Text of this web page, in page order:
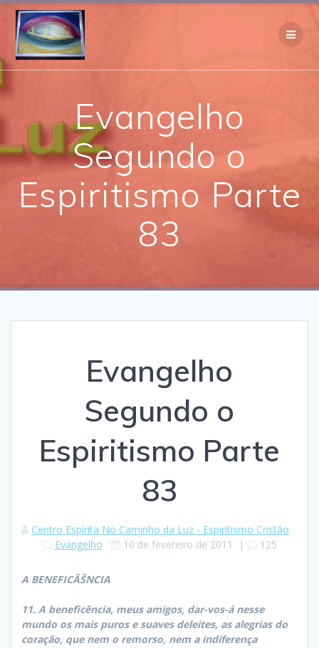
Skip
Evangelho
Segundo o
Espiritismo Parte
83
Evangelho
Segundo o
Espiritismo Parte
83
Centro Espírita No Caminho da Luz - Espiritismo Cristão
Evangelho
10 de fevereiro de 2011 | 125
A BENEFICÃŠNCIA
11. A beneficência, meus amigos, dar-vos-á nesse
mundo os mais puros e suaves deleites, as alegrias do
coração, que nem o remorso, nem a indiferença